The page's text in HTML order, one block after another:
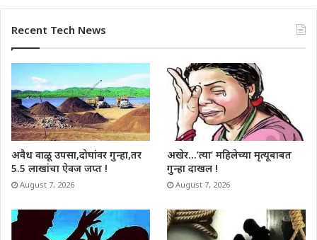
Recent Tech News
अवैध वाळू उपसा,दोघांवर गुन्हा,तर
5.5 लाखांचा ऐवज जप्त !
August 7, 2026
अखेर…’त्या’ महिलेच्या मृत्यूबाबत
गुन्हा दाखल !
August 7, 2026